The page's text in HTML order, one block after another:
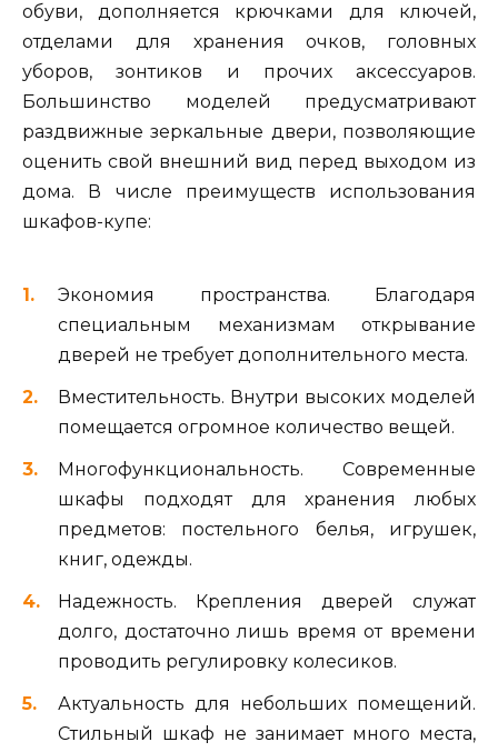
обуви, дополняется крючками для ключей,
отделами для хранения очков, головных
уборов, зонтиков и прочих аксессуаров.
Большинство моделей предусматривают
раздвижные зеркальные двери, позволяющие
оценить свой внешний вид перед выходом из
дома. В числе преимуществ использования
шкафов-купе:
Экономия пространства. Благодаря
специальным механизмам открывание
дверей не требует дополнительного места.
Вместительность. Внутри высоких моделей
помещается огромное количество вещей.
Многофункциональность. Современные
шкафы подходят для хранения любых
предметов: постельного белья, игрушек,
книг, одежды.
Надежность. Крепления дверей служат
долго, достаточно лишь время от времени
проводить регулировку колесиков.
Актуальность для небольших помещений.
Стильный шкаф не занимает много места,